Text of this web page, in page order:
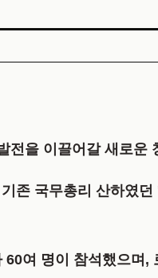
전을 이끌어갈 새로운
존 국무총리 산하였
여 명이 참석했으며,